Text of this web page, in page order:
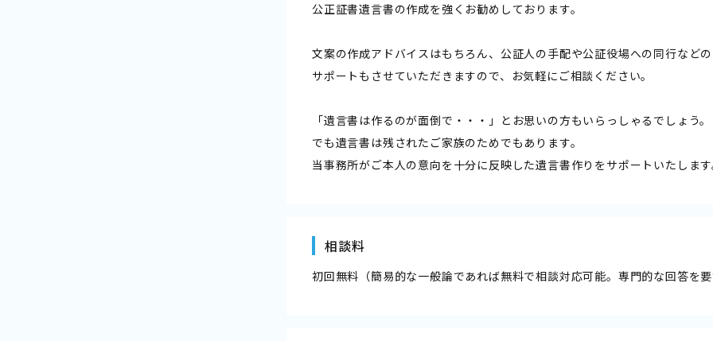
公正証書遺言書の作成を強くお勧めしております。
文案の作成アドバイスはもちろん、公証人の手配や公証役場への同行などの
サポートもさせていただきますので、お気軽にご相談ください。
「遺言書は作るのが面倒で・・・」とお思いの方もいらっしゃるでしょう。
でも遺言書は残されたご家族のためでもあります。
当事務所がご本人の意向を十分に反映した遺言書作りをサポートいたしま
相談料
初回無料（簡易的な一般論であれば無料で相談対応可能。専門的な回答を